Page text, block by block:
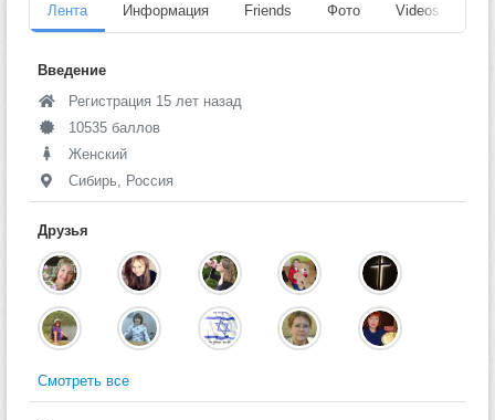
Лента Информация Friends Фото Videos
Введение
Регистрация 15 лет назад
10535 баллов
Женский
Сибирь, Россия
Друзья
Смотреть все